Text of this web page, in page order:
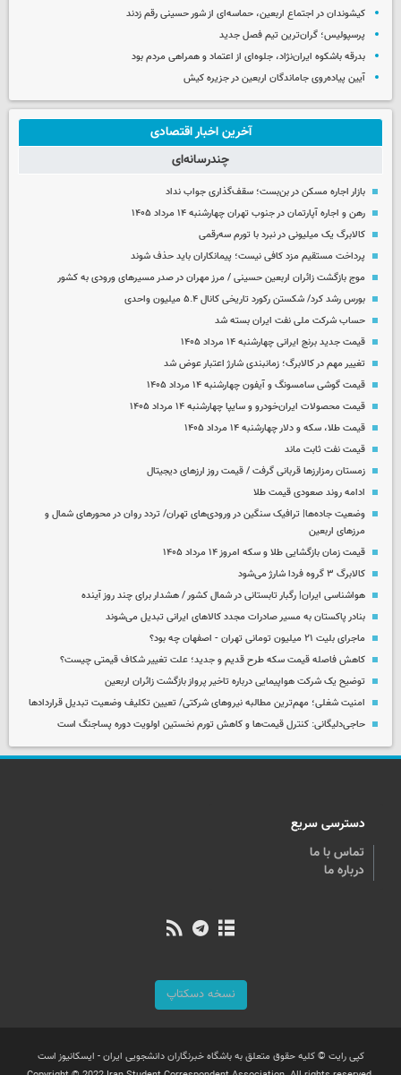
کیشوندان در اجتماع اربعین، حماسه‌ای از شور حسینی رقم زدند
پرسپولیس؛ گران‌ترین تیم فصل جدید
بدرقه باشکوه ایران‌نژاد، جلوه‌ای از اعتماد و همراهی مردم بود
آیین پیاده‌روی جاماندگان اربعین در جزیره کیش
آخرین اخبار اقتصادی
چندرسانه‌ای
بازار اجاره مسکن در بن‌بست؛ سقف‌گذاری جواب نداد
رهن و اجاره آپارتمان در جنوب تهران چهارشنبه ۱۴ مرداد ۱۴۰۵
کالابرگ یک میلیونی در نبرد با تورم سه‌رقمی
پرداخت مستقیم مزد کافی نیست؛ پیمانکاران باید حذف شوند
موج بازگشت زائران اربعین حسینی / مرز مهران در صدر مسیرهای ورودی به کشور
بورس رشد کرد/ شکستن رکورد تاریخی کانال ۵.۴ میلیون واحدی
حساب‌ شرکت ملی نفت ایران بسته شد
قیمت جدید برنج ایرانی چهارشنبه ۱۴ مرداد ۱۴۰۵
تغییر مهم در کالابرگ؛ زمانبندی‌ شارژ اعتبار عوض شد
قیمت گوشی سامسونگ و آیفون چهارشنبه ۱۴ مرداد ۱۴۰۵
قیمت محصولات ایران‌خودرو و سایپا چهارشنبه ۱۴ مرداد ۱۴۰۵
قیمت طلا، سکه و دلار چهارشنبه ۱۴ مرداد ۱۴۰۵
قیمت نفت ثابت ماند
زمستان رمزارزها قربانی گرفت / قیمت روز ارزهای دیجیتال
ادامه روند صعودی قیمت طلا
وضعیت جاده‌ها| ترافیک سنگین در ورودی‌های تهران/ تردد روان در محورهای شمال و
مرزهای اربعین
قیمت زمان بازگشایی طلا و سکه امروز ۱۴ مرداد ۱۴۰۵
کالابرگ ۳ گروه فردا شارژ می‌شود
هواشناسی ایران| رگبار تابستانی در شمال کشور / هشدار برای چند روز آینده
بنادر پاکستان به مسیر صادرات مجدد کالاهای ایرانی تبدیل می‌شوند
ماجرای بلیت ۲۱ میلیون تومانی تهران - اصفهان چه بود؟
کاهش فاصله قیمت سکه طرح قدیم و جدید؛ علت تغییر شکاف قیمتی چیست؟
توضیح یک شرکت هواپیمایی درباره تاخیر پرواز بازگشت زائران اربعین
امنیت شغلی؛ مهم‌ترین مطالبه نیروهای شرکتی/ تعیین تکلیف وضعیت تبدیل قراردادها
حاجی‌دلیگانی: کنترل قیمت‌ها و کاهش تورم نخستین اولویت دوره پساجنگ است
دسترسی سریع
تماس با ما
درباره ما
نسخه دسکتاپ
کپی رایت © کلیه حقوق متعلق به باشگاه خبرنگاران دانشجویی ایران - ایسکانیوز است